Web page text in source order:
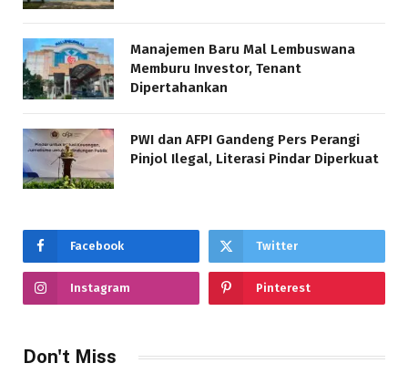
Manajemen Baru Mal Lembuswana
Memburu Investor, Tenant
Dipertahankan
PWI dan AFPI Gandeng Pers Perangi
Pinjol Ilegal, Literasi Pindar Diperkuat
Facebook Twitter
Instagram Pinterest
Don't Miss